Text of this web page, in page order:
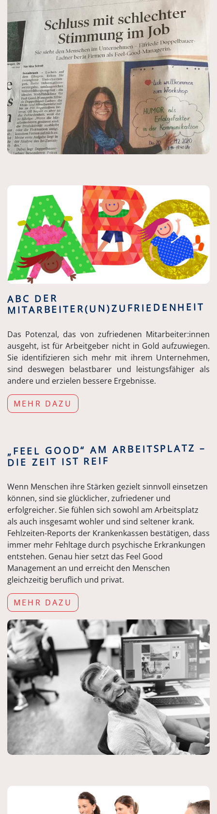
ABC DER
MITARBEITER(UN)ZUFRIEDENHEIT
Das Potenzal, das von zufriedenen Mitarbeiter:innen
ausgeht, ist für Arbeitgeber nicht in Gold aufzuwiegen.
Sie identifizieren sich mehr mit ihrem Unternehmen,
sind deswegen belastbarer und leistungsfähiger als
andere und erzielen bessere Ergebnisse.
MEHR DAZU
„FEEL GOOD“ AM ARBEITSPLATZ –
DIE ZEIT IST REIF
Wenn Menschen ihre Stärken gezielt sinnvoll einsetzen
können, sind sie glücklicher, zufriedener und
erfolgreicher. Sie fühlen sich sowohl am Arbeitsplatz
als auch insgesamt wohler und sind seltener krank.
Fehlzeiten-Reports der Krankenkassen bestätigen, dass
immer mehr Fehltage durch psychische Erkrankungen
entstehen. Genau hier setzt das Feel Good
Management an und erreicht den Menschen
gleichzeitig beruflich und privat.
MEHR DAZU